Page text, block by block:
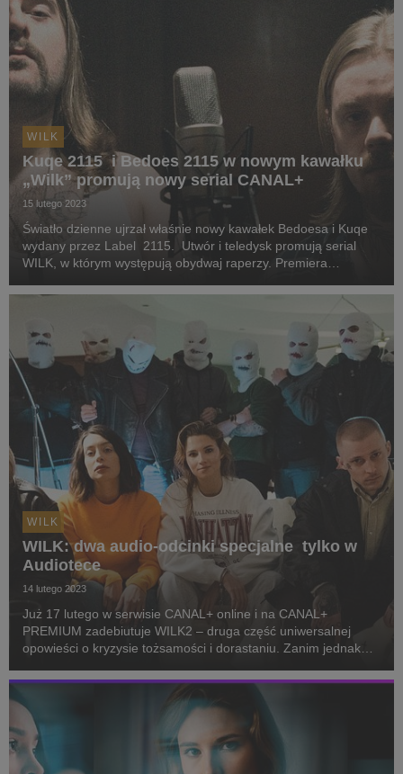
WILK
Kuqe 2115 i Bedoes 2115 w nowym kawałku
„Wilk” promują nowy serial CANAL+
15 lutego 2023
Światło dzienne ujrzał właśnie nowy kawałek Bedoesa i Kuqe
wydany przez Label 2115. Utwór i teledysk promują serial
WILK, w którym występują obydwaj raperzy. Premiera
online.
WILK
WILK: dwa audio-odcinki specjalne tylko w
Audiotece
14 lutego 2023
Już 17 lutego w serwisie CANAL+ online i na CANAL+
PREMIUM zadebiutuje WILK2 – druga część uniwersalnej
opowieści o kryzysie tożsamości i dorastaniu. Zanim jednak
do losów bohaterów pierwszego sezonu. Wszystko dz...